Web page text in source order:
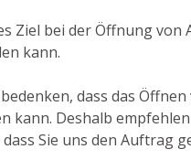
Ziel bei der Öffnung von
kann.
dass das
kann. Deshalb
Sie uns den Auftrag